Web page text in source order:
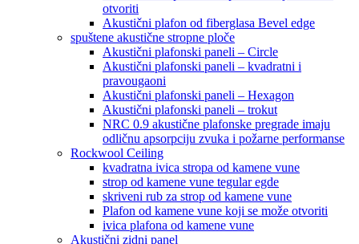
otvoriti
Akustični plafon od fiberglasa Bevel edge
spuštene akustične stropne ploče
Akustični plafonski paneli – Circle
Akustični plafonski paneli – kvadratni i
pravougaoni
Akustični plafonski paneli – Hexagon
Akustični plafonski paneli – trokut
NRC 0.9 akustične plafonske pregrade imaju
odličnu apsorpciju zvuka i požarne performanse
Rockwool Ceiling
kvadratna ivica stropa od kamene vune
strop od kamene vune tegular egde
skriveni rub za strop od kamene vune
Plafon od kamene vune koji se može otvoriti
ivica plafona od kamene vune
Akustični zidni panel